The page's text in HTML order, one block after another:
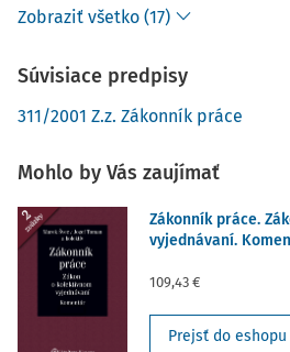
Zobraziť všetko (17)
Súvisiace predpisy
311/2001 Z.z. Zákonník práce
Mohlo by Vás zaujímať
Zákonník práce.
vyjednávaní.
109,43 €
Prejsť do eshopu